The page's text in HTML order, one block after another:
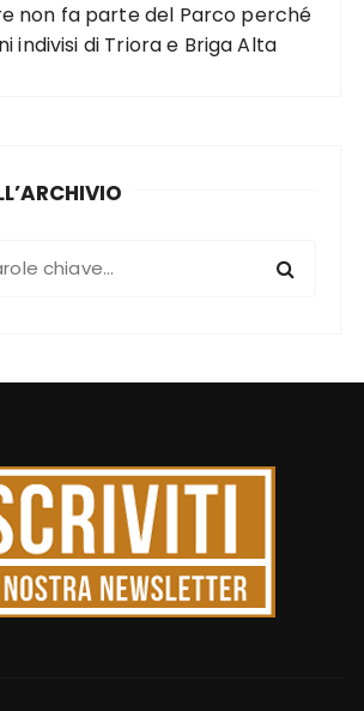
non fa parte del Parco perché
indivisi di Triora e Briga Alta